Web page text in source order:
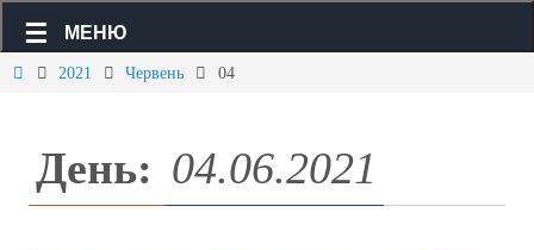
МЕНЮ
2021 Червень 04
День: 04.06.2021